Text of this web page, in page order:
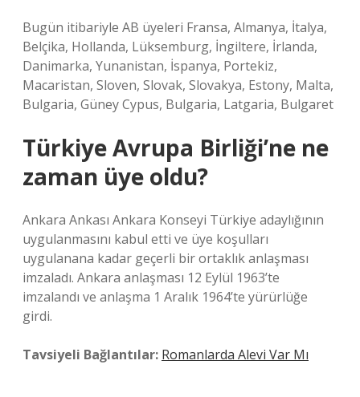
Bugün itibariyle AB üyeleri Fransa, Almanya, İtalya,
Belçika, Hollanda, Lüksemburg, İngiltere, İrlanda,
Danimarka, Yunanistan, İspanya, Portekiz,
Macaristan, Sloven, Slovak, Slovakya, Estony, Malta,
Bulgaria, Güney Cypus, Bulgaria, Latgaria, Bulgaret
Türkiye Avrupa Birliği’ne ne
zaman üye oldu?
Ankara Ankası Ankara Konseyi Türkiye adaylığının
uygulanmasını kabul etti ve üye koşulları
uygulanana kadar geçerli bir ortaklık anlaşması
imzaladı. Ankara anlaşması 12 Eylül 1963’te
imzalandı ve anlaşma 1 Aralık 1964’te yürürlüğe
girdi.
Tavsiyeli Bağlantılar: Romanlarda Alevi Var Mı